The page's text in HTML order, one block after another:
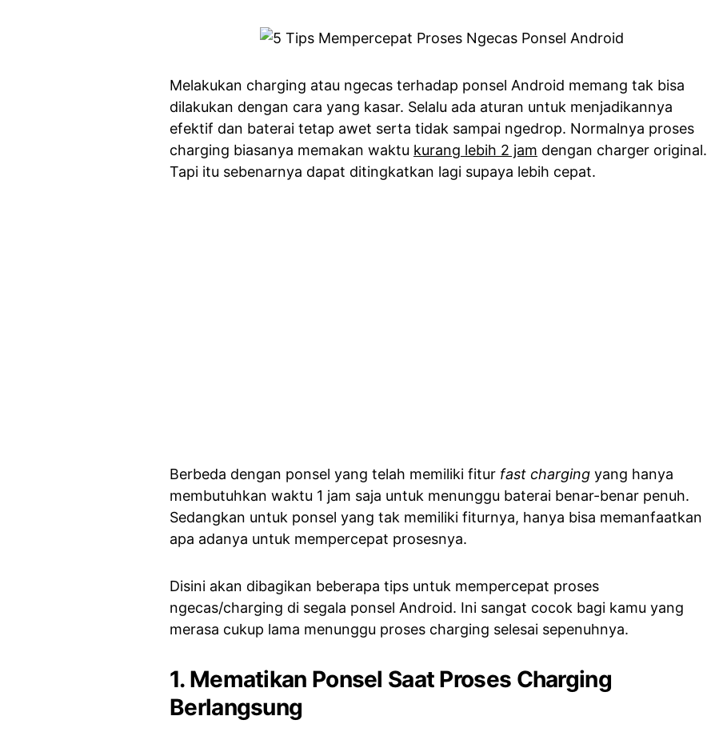
Melakukan charging atau ngecas terhadap ponsel Android memang tak bisa
dilakukan dengan cara yang kasar. Selalu ada aturan untuk menjadikannya
efektif dan baterai tetap awet serta tidak sampai ngedrop. Normalnya proses
charging biasanya memakan waktu kurang lebih 2 jam dengan charger original.
Tapi itu sebenarnya dapat ditingkatkan lagi supaya lebih cepat.
Berbeda dengan ponsel yang telah memiliki fitur fast charging yang hanya
membutuhkan waktu 1 jam saja untuk menunggu baterai benar-benar penuh.
Sedangkan untuk ponsel yang tak memiliki fiturnya, hanya bisa memanfaatkan
apa adanya untuk mempercepat prosesnya.
Disini akan dibagikan beberapa tips untuk mempercepat proses
ngecas/charging di segala ponsel Android. Ini sangat cocok bagi kamu yang
merasa cukup lama menunggu proses charging selesai sepenuhnya.
1. Mematikan Ponsel Saat Proses Charging
Berlangsung